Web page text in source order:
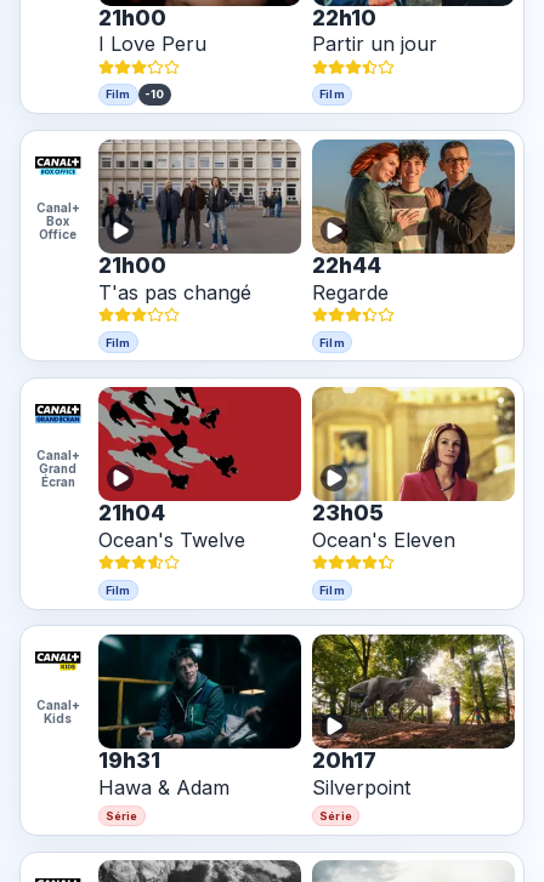
21h00
I Love Peru
Film -10
22h10
Partir un jour
Film
Canal+
Box
Office
21h00
T'as pas changé
Film
22h44
Regarde
Film
Canal+
Grand
Écran
21h04
Ocean's Twelve
Film
23h05
Ocean's Eleven
Film
Canal+
Kids
19h31
Hawa & Adam
Série
20h17
Silverpoint
Série